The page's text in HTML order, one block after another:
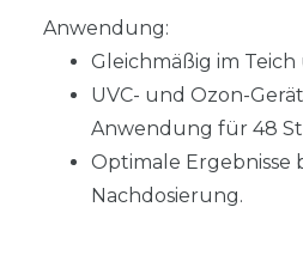
Anwendung:
Gleichmäßig im
UVC- und Ozon-
Anwendung für 48
Optimale Ergebnisse
Nachdosierung.